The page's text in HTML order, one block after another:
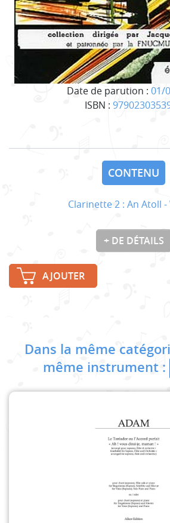
Date de parution : 01/
ISBN :
CONTENU
Clarinette 2 : An Atoll
+ DE DÉTAILS
AJOUTER
Dans la même
même instrument :